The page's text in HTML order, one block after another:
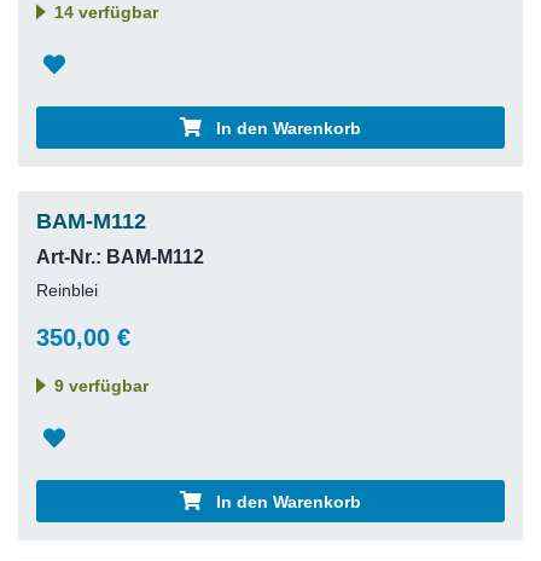
14 verfügbar
In den Warenkorb
BAM-M112
Art-Nr.: BAM-M112
Reinblei
350,00 €
9 verfügbar
In den Warenkorb